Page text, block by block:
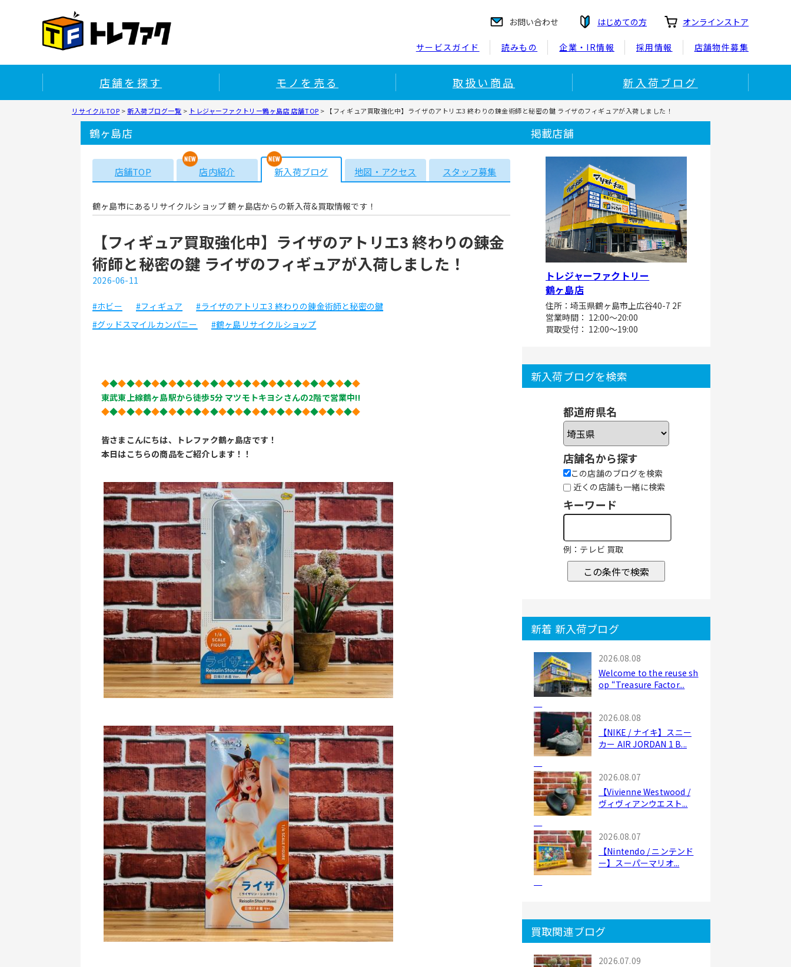
お問い合わせ はじめての方 オンラインストア
サービスガイド 読みもの 企業・IR情報 採用情報 店舗物件募集
店舗を探す モノを売る 取扱い商品 新入荷ブログ
リサイクルTOP >新入荷ブログ一覧 > トレジャーファクトリー鶴ヶ島店 店舗TOP > 【フィギュア買取強化中】ライザのアトリエ3 終わりの錬金術師と秘密の鍵 ライザのフィギュアが入荷しました！
鶴ヶ島店
店舗TOP 店内紹介 新入荷ブログ 地図・アクセス スタッフ募集
鶴ヶ島市にあるリサイクルショップ 鶴ヶ島店からの新入荷&買取情報です！
【フィギュア買取強化中】ライザのアトリエ3 終わりの錬金
術師と秘密の鍵 ライザのフィギュアが入荷しました！
2026-06-11
#ホビー #フィギュア
#ライザのアトリエ3 終わりの錬金術師と秘密の鍵
#グッドスマイルカンパニー
#鶴ヶ島リサイクルショップ
◆◆◆◆◆◆◆◆◆◆◆◆◆◆◆◆◆◆◆◆◆◆◆◆◆◆◆◆◆◆◆
東武東上線鶴ヶ島駅から徒歩5分 マツモトキヨシさんの2階で営業中!!
◆◆◆◆◆◆◆◆◆◆◆◆◆◆◆◆◆◆◆◆◆◆◆◆◆◆◆◆◆◆◆
皆さまこんにちは、トレファク鶴ヶ島店です！
本日はこちらの商品をご紹介します！！
掲載店舗
トレジャーファクトリー
鶴ヶ島店
住所：埼玉県鶴ヶ島市上広谷40-7 2F
営業時間： 12:00～20:00
買取受付： 12:00～19:00
新入荷ブログを検索
都道府県名
店舗名から探す
この店舗のブログを検索
近くの店舗も一緒に検索
キーワード
例：テレビ 買取
この条件で検索
新着 新入荷ブログ
2026.08.08
Welcome to the reuse sh
op “Treasure Factor...
2026.08.08
【NIKE / ナイキ】スニー
カー AIR JORDAN 1 B...
2026.08.07
【Vivienne Westwood /
ヴィヴィアンウエスト...
2026.08.07
【Nintendo / ニンテンド
ー】スーパーマリオ...
買取関連ブログ
2026.07.09